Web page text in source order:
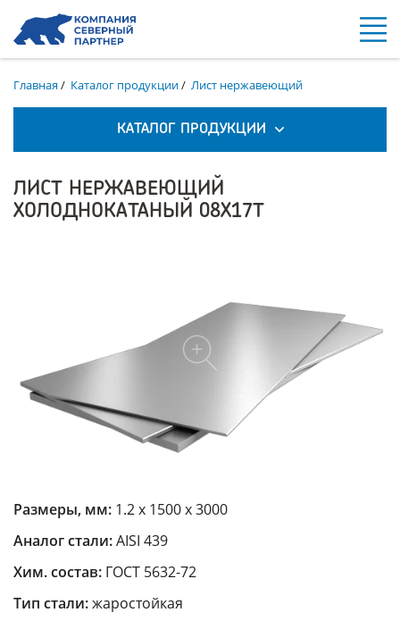
Главная/ Каталог продукции/ Лист нержавеющий
КАТАЛОГ ПРОДУКЦИИ
ЛИСТ НЕРЖАВЕЮЩИЙ
ХОЛОДНОКАТАНЫЙ 08Х17Т
Размеры, мм: 1.2 х 1500 х 3000
Аналог стали:AISI 439
Хим. состав: ГОСТ 5632-72
Тип стали:жаростойкая